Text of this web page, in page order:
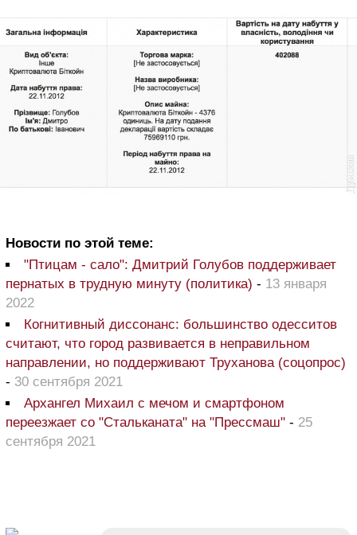
Новости по этой теме:
"Птицам - сало": Дмитрий Голубов поддерживает
пернатых в трудную минуту (политика) - 13 января
2022
Когнитивный диссонанс: большинство одесситов
считают, что город развивается в неправильном
направлении, но поддерживают Труханова (соцопрос)
- 30 сентября 2021
Архангел Михаил с мечом и смартфоном
переезжает со "Стальканата" на "Прессмаш" - 25
сентября 2021